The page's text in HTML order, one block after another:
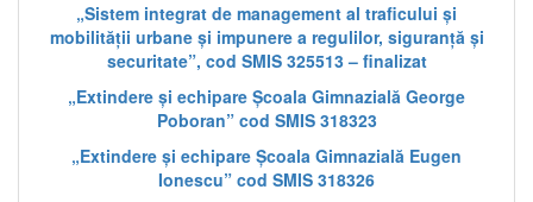
„Sistem integrat de management al traficului și
mobilității urbane și impunere a regulilor, siguranță și
securitate”, cod SMIS 325513 – finalizat
„Extindere și echipare Școala Gimnazială George
Poboran” cod SMIS 318323
„Extindere și echipare Școala Gimnazială Eugen
Ionescu” cod SMIS 318326